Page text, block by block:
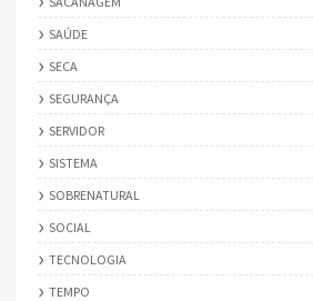
SAÚDE
SECA
SEGURANÇA
SERVIDOR
SISTEMA
SOBRENATURAL
SOCIAL
TECNOLOGIA
TEMPO